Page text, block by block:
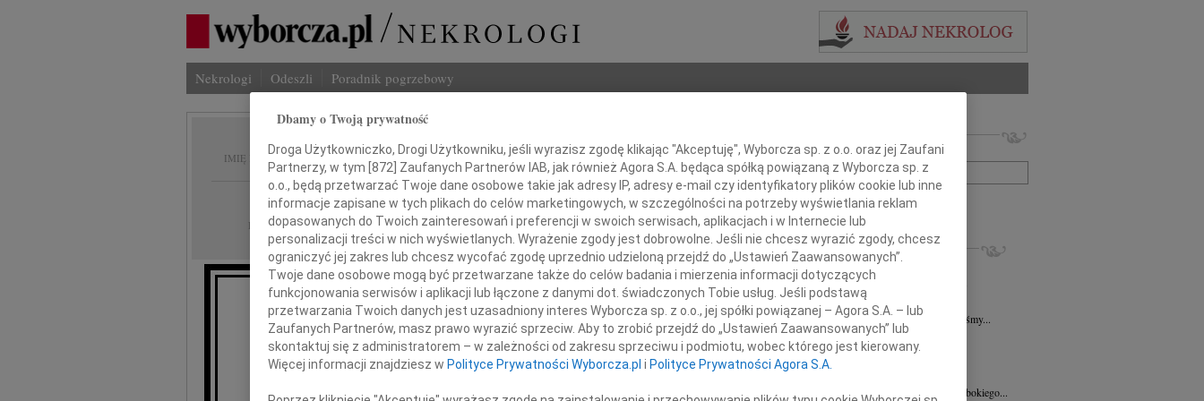
Nekrologi Odeszli Poradnik pogrzebowy
IMIĘ I NAZWISKO: Włodzimierz Kubski
REGION: Poznań
DATA EMISJI: 06.08.2010
Rodzinie i Bliskim
Imię i nazwisko lub numer ogłoszenia:
+ szukanie zaawansowane
INNE NEKROLOGI
Tadeusz Kotłowski 06.08.2026
W dniu 3 sierpnia 2026 roku zmarł prof. dr...
Henryk Paplaczyk 06.08.2026
Z głębokim smutkiem i poruszeniem przyjęliśmy...
Henryk Paplaczyk
06.08.2026
Z głębokim smutkiem i żalem przyjęliśmy...
05.08.2026
Adw. Mariuszowi Paplaczykowi wyrazy głębokiego...
Dbamy o Twoją prywatność
Droga Użytkowniczko, Drogi Użytkowniku, jeśli wyrazisz zgodę klikając "Akceptuję", Wyborcza sp. z o.o. oraz jej Zaufani
Partnerzy, w tym [872] Zaufanych Partnerów IAB, jak również Agora S.A. będąca spółką powiązaną z Wyborcza sp. z
o.o., będą przetwarzać Twoje dane osobowe takie jak adresy IP, adresy e-mail czy identyfikatory plików cookie lub inne
informacje zapisane w tych plikach do celów marketingowych, w szczególności na potrzeby wyświetlania reklam
dopasowanych do Twoich zainteresowań i preferencji w swoich serwisach, aplikacjach i w Internecie lub
personalizacji treści w nich wyświetlanych. Wyrażenie zgody jest dobrowolne. Jeśli nie chcesz wyrazić zgody, chcesz
ograniczyć jej zakres lub chcesz wycofać zgodę uprzednio udzieloną przejdź do „Ustawień Zaawansowanych”.
Twoje dane osobowe mogą być przetwarzane także do celów badania i mierzenia informacji dotyczących
funkcjonowania serwisów i aplikacji lub łączone z danymi dot. świadczonych Tobie usług. Jeśli podstawą
przetwarzania Twoich danych jest uzasadniony interes Wyborcza sp. z o.o., jej spółki powiązanej – Agora S.A. – lub
Zaufanych Partnerów, masz prawo wyrazić sprzeciw. Aby to zrobić przejdź do „Ustawień Zaawansowanych” lub
skontaktuj się z administratorem – w zależności od zakresu sprzeciwu i podmiotu, wobec którego jest kierowany.
Więcej informacji znajdziesz w Polityce Prywatności Wyborcza.pl i Polityce Prywatności Agora S.A.